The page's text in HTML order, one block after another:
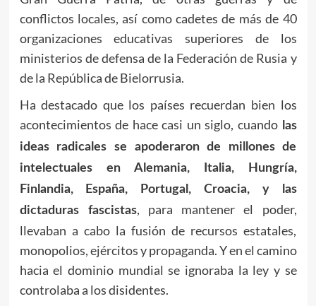
conflictos locales, así como cadetes de más de 40
organizaciones educativas superiores de los
ministerios de defensa de la Federación de Rusia y
de la República de Bielorrusia.
Ha destacado que los países recuerdan bien los
acontecimientos de hace casi un siglo, cuando las
ideas radicales se apoderaron de millones de
intelectuales en Alemania, Italia, Hungría,
Finlandia, España, Portugal, Croacia, y las
dictaduras fascistas, para mantener el poder,
llevaban a cabo la fusión de recursos estatales,
monopolios, ejércitos y propaganda. Y en el camino
hacia el dominio mundial se ignoraba la ley y se
controlaba a los disidentes.